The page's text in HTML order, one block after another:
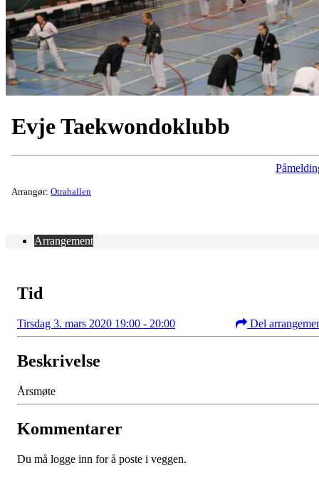
Evje Taekwondoklubb
Arrangør: Otrahallen
Arrangement
Tid
Tirsdag 3. mars 2020 19:00 - 20:00 Del
Beskrivelse
Årsmøte
Kommentarer
Du må logge inn for å poste i veggen.